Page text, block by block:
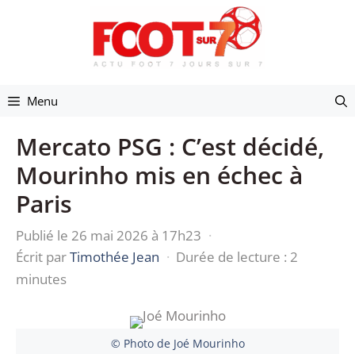
Menu
Mercato PSG : C’est décidé,
Mourinho mis en échec à
Paris
Publié le 26 mai 2026 à 17h23 ·
Écrit parTimothée Jean · Durée de lecture : 2
minutes
© Photo de Joé Mourinho